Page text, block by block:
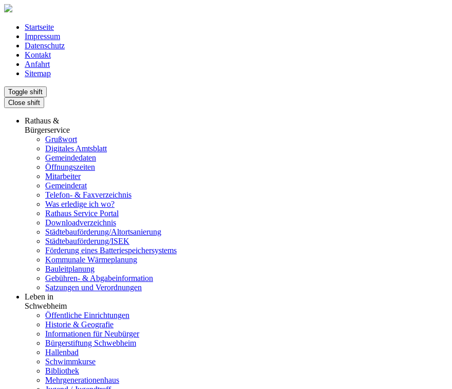
Startseite
Impressum
Datenschutz
Kontakt
Anfahrt
Sitemap
Toggle shift
Close shift
Rathaus &
Bürgerservice
Grußwort
Digitales Amtsblatt
Gemeindedaten
Öffnungszeiten
Mitarbeiter
Gemeinderat
Telefon- & Faxverzeichnis
Was erledige ich wo?
Rathaus Service Portal
Downloadverzeichnis
Städtebauförderung/Altortsanierung
Städtebauförderung/ISEK
Förderung eines Batteriespeichersystems
Kommunale Wärmeplanung
Bauleitplanung
Gebühren- & Abgabeinformation
Satzungen und Verordnungen
Leben in
Schwebheim
Öffentliche Einrichtungen
Historie & Geografie
Informationen für Neubürger
Bürgerstiftung Schwebheim
Hallenbad
Schwimmkurse
Bibliothek
Mehrgenerationenhaus